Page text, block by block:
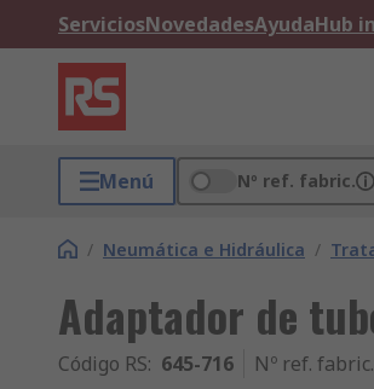
ServiciosNovedadesAyudaHub
Menú Nº ref. fabric.
/ Neumática e Hidráulica /
Adaptador de
Código RS: 645-716 Nº ref. fabric.